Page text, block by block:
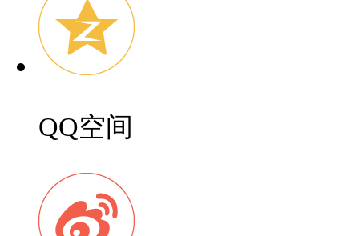
QQ空间